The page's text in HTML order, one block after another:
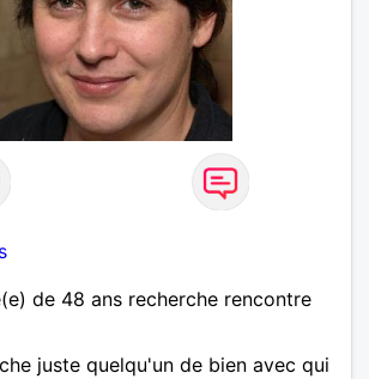
de 48 ans recherche rencontre
juste quelqu'un de bien avec qui